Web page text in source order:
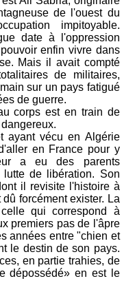
de l'ouest du
impitoyable.
date à l'oppression
enfin vivre dans
Mais il avait compté
de militaires,
sur un pays fatigué
de guerre.
corps est en train de
ayant vécu en Algérie
en France pour y
a eu des parents
de libération. Son
il revisite l'histoire à
forcément exister. La
qui correspond à
premiers pas de l'âpre
années entre "chien et
le destin de son pays.
en partie trahies, de
dépossédé» en est le